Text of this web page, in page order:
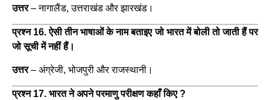
उत्तर–नागालैंड, उत्तराखंड और झारखंड।
प्रश्न 16. ऐसी तीन भाषाओं के नाम बताइए जो भारत में बोली तो जाती हैं पर
जो सूची में नहीं हैं।
उत्तर– अंग्रेजी, भोजपुरी और राजस्थानी।
प्रश्न 17. भारत ने अपने परमाणु परीक्षण कहाँ किए ?